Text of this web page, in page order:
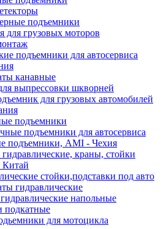
подъемники
для грузовых моторов
подъемники для автосервиса
канавные
выпрессовки шкворней
для грузовых автомобилей
подъемники
подъемники для автосервиса
подъемники, АМІ - Чехия
краны, стойки
Китай
стойки,подставки под авто
гидравлические
напольные
подкатные
для мотоцикла